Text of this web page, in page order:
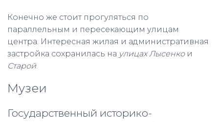
Конечно же стоит прогуляться по
параллельным и пересекающим улицам
центра. Интересная жилая и административная
застройка сохранилась на улицах Лысенкои
Старой
Музеи
Государственный историко-